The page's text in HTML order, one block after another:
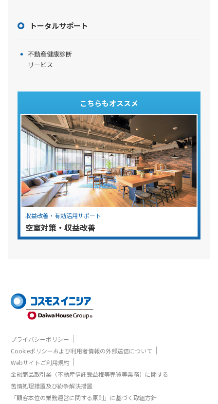
トータルサポート
不動産健康診断
サービス
こちらもオススメ
収益改善・有効活用サポート
空室対策・収益改善
プライバシーポリシー ｜
Cookieポリシーおよび利用者情報の外部送信について ｜
Webサイトご利用規約 ｜
金融商品取引業（不動産信託受益権等売買等業務）に関する
苦情処理措置及び紛争解決措置
「顧客本位の業務運営に関する原則」に基づく取組方針